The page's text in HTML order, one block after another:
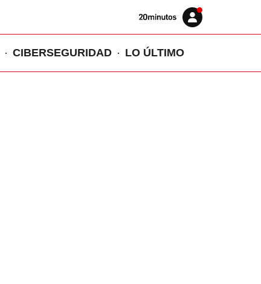
Volver
Iniciar
sesión
CIBERSEGURIDAD LO ÚLTIMO